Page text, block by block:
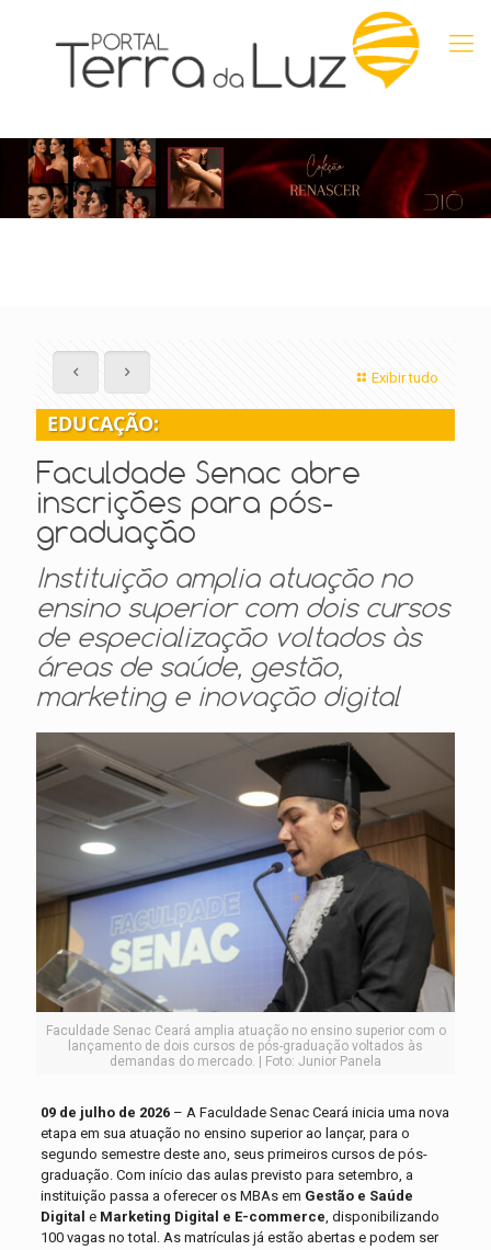
Exibir tudo
EDUCAÇÃO:
Faculdade Senac abre
inscrições para pós-
graduação
Instituição amplia atuação no
ensino superior com dois cursos
de especialização voltados às
áreas de saúde, gestão,
marketing e inovação digital
Faculdade Senac Ceará amplia atuação no ensino superior com o
lançamento de dois cursos de pós-graduação voltados às
demandas do mercado. | Foto: Junior Panela
09 de julho de 2026– A Faculdade Senac Ceará inicia uma nova
etapa em sua atuação no ensino superior ao lançar, para o
segundo semestre deste ano, seus primeiros cursos de pós-
graduação. Com início das aulas previsto para setembro, a
instituição passa a oferecer os MBAs em Gestão e Saúde
Digital e Marketing Digital e E-commerce , disponibilizando
100 vagas no total. As matrículas já estão abertas e podem ser